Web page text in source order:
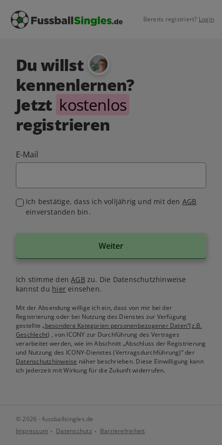
Bereits registriert? Login
Du willst
kennenlernen?
Jetzt kostenlos
registrieren
E-Mail
Ich bestätige, dass ich volljährig und mit den AGB
einverstanden bin.
Weiter
Ich stimme denAGB zu. Die Datenschutzhinweise
kannst du hiereinsehen.
Mit der Absendung willige ich ein, dass von mir bei der
Registrierung oder bei Nutzung des Dienstes zur Verfügung
gestellte„besondere Kategorien personenbezogener Daten“(z.B.
Geschlecht) , von ICONY zur Durchführung des Vertrages
verarbeitet werden, wie im Abschnitt „Abschluss der Registrierung
und Nutzung des ICONY-Dienstes (Vertragsdurchführung)“ der
Datenschutzhinweise näher beschrieben. Diese Einwilligung kann
ich jederzeit mit Wirkung für die Zukunft widerrufen.
© 2026 - fussballsingles.de
Impressum
Datenschutz Barrierefreiheit